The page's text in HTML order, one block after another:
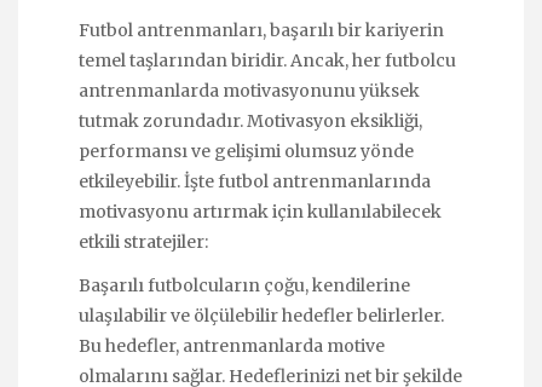
Futbol antrenmanları, başarılı bir kariyerin
temel taşlarından biridir. Ancak, her futbolcu
antrenmanlarda motivasyonunu yüksek
tutmak zorundadır. Motivasyon eksikliği,
performansı ve gelişimi olumsuz yönde
etkileyebilir. İşte futbol antrenmanlarında
motivasyonu artırmak için kullanılabilecek
etkili stratejiler:
Başarılı futbolcuların çoğu, kendilerine
ulaşılabilir ve ölçülebilir hedefler belirlerler.
Bu hedefler, antrenmanlarda motive
olmalarını sağlar. Hedeflerinizi net bir şekilde